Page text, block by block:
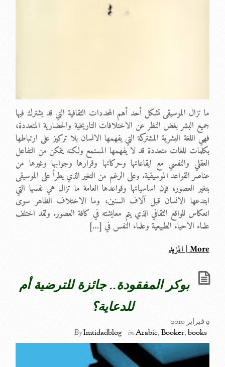
ما تزال الموسيقى تشكل أحد أهم المحددات الثقافية التي قد يشترك فيها
جميع البشر بغض النظر عن الاختلافات التاريخية والحضارية المتعددة،
فهي اللغة البشرية المشتركة التي يفهمها الانسان بلا تركيز على ارتباطها
بكلمات للغات متعددة قد لا يفهمها المستمع ولكنه يتمكن من التفاعل
العقلي والنفسي مع ايقاعاتها وحركاتها وقرارها وجوابها وغيرها من
عناصر القواعد الموسيقية. وعلى الرغم من التغير الذي يطرأ على الموسيقى
بتغير العصور، فإن اساسياتها وقواعدها العامة ما تزال هي نفسها التي
ابتدعها الانسان قبل آلاف السنين، وما الاختلاف الظاهر سوى
انعكاس للواقع الثقافي الذي يتم معايشته في كافة العصور. ولقد اختلف
علماء الاحياء الطبيعية وعلماء النفس في […]
More | المزيد
بوكر المفقودة.. جائزة للترضية أم
للدعاية؟
9 فبراير 2010
ByImtidadblog inArabic,Booker,books